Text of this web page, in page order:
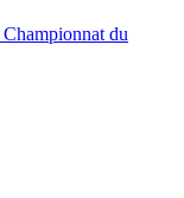
Championnat du